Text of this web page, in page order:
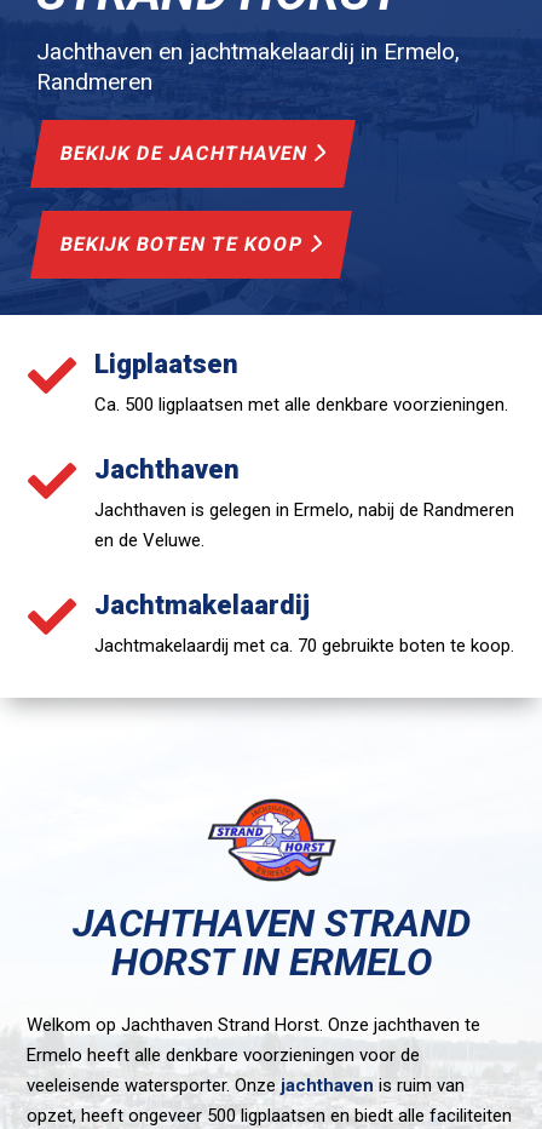
Jachthaven en jachtmakelaardij in Ermelo,
Randmeren
BEKIJK DE JACHTHAVEN
BEKIJK BOTEN TE KOOP
 Ligplaatsen
Ca. 500 ligplaatsen met alle denkbare voorzieningen.
 Jachthaven
Jachthaven is gelegen in Ermelo, nabij de Randmeren
en de Veluwe.
 Jachtmakelaardij
Jachtmakelaardij met ca. 70 gebruikte boten te koop.
JACHTHAVEN STRAND
HORST IN ERMELO
Welkom op Jachthaven Strand Horst. Onze jachthaven te
Ermelo heeft alle denkbare voorzieningen voor de
veeleisende watersporter. Onze jachthaven is ruim van
opzet, heeft ongeveer 500 ligplaatsen en biedt alle faciliteiten